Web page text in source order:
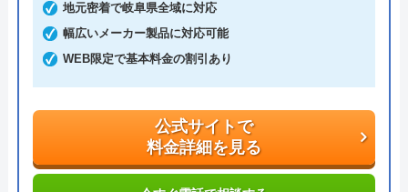
受け付けているので、気軽に見積依頼をしてみては
いかがでしょうか。
公式サイトで
今すぐ電話で相談する
0120-776-044
地元密着で岐阜県全域に対応
幅広いメーカー製品に対応可能
WEB限定で基本料金の割引あり
公式サイトで
料金詳細を見る